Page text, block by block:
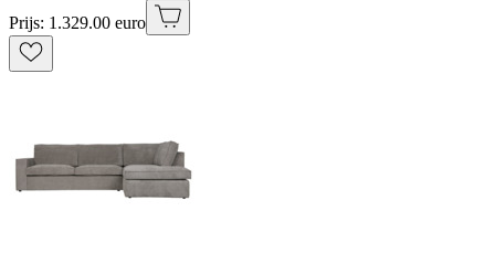
Prijs: 1.329.00 euro